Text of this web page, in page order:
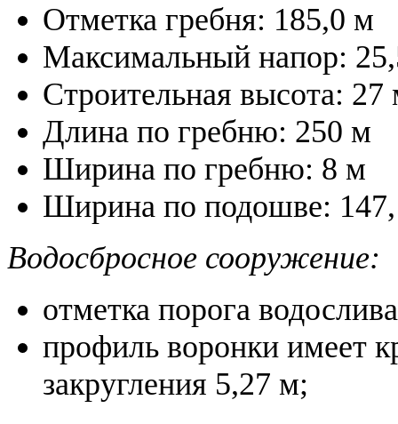
Отметка гребня: 185,0 м
Максимальный напор:
Строительная высота: 27
Длина по гребню: 250 м
Ширина по гребню: 8 м
Ширина по подошве:
Водосбросное сооружение:
отметка порога
профиль воронки имеет
закругления 5,27 м;